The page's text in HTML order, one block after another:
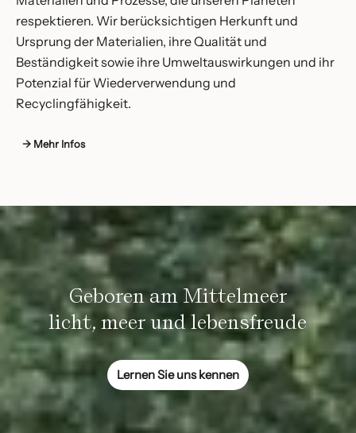
respektieren. Wir berücksichtigen Herkunft und
Ursprung der Materialien, ihre Qualität und
Beständigkeit sowie ihre Umweltauswirkungen und ihr
Potenzial für Wiederverwendung und
Recyclingfähigkeit.
→ Mehr Infos
Geboren am Mittelmeer
licht, meer und lebensfreude
Lernen Sie uns kennen